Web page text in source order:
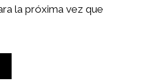
la próxima vez que